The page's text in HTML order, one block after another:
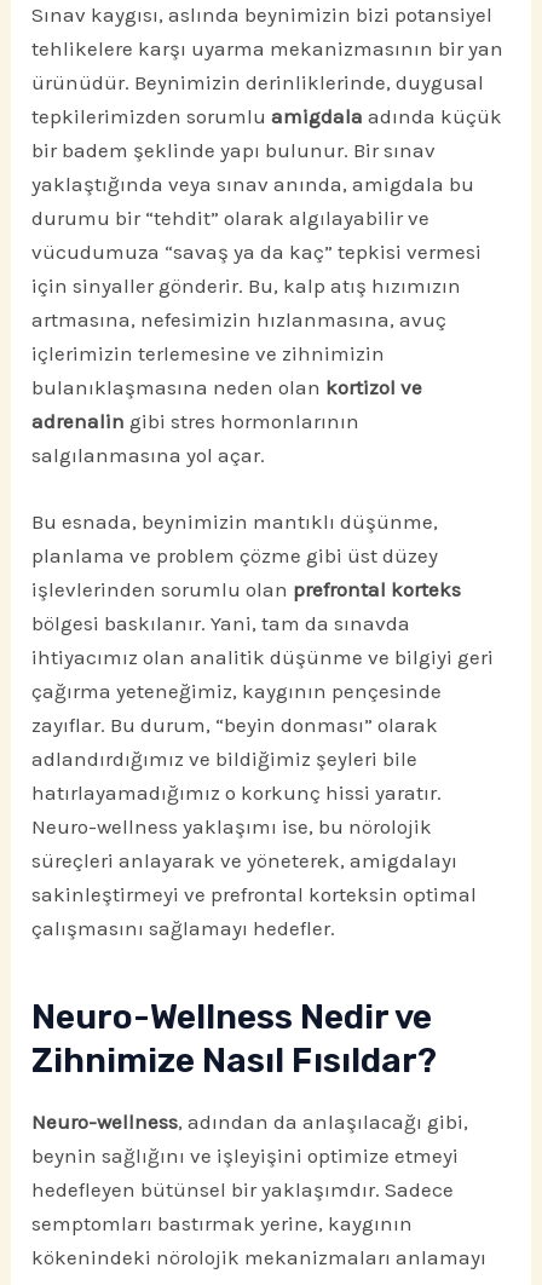
Sınav kaygısı, aslında beynimizin bizi potansiyel
tehlikelere karşı uyarma mekanizmasının bir yan
ürünüdür. Beynimizin derinliklerinde, duygusal
tepkilerimizden sorumluamigdala adında küçük
bir badem şeklinde yapı bulunur. Bir sınav
yaklaştığında veya sınav anında, amigdala bu
durumu bir “tehdit” olarak algılayabilir ve
vücudumuza “savaş ya da kaç” tepkisi vermesi
için sinyaller gönderir. Bu, kalp atış hızımızın
artmasına, nefesimizin hızlanmasına, avuç
içlerimizin terlemesine ve zihnimizin
bulanıklaşmasına neden olan kortizol ve
adrenalin gibi stres hormonlarının
salgılanmasına yol açar.
Bu esnada, beynimizin mantıklı düşünme,
planlama ve problem çözme gibi üst düzey
işlevlerinden sorumlu olan prefrontal korteks
bölgesi baskılanır. Yani, tam da sınavda
ihtiyacımız olan analitik düşünme ve bilgiyi geri
çağırma yeteneğimiz, kaygının pençesinde
zayıflar. Bu durum, “beyin donması” olarak
adlandırdığımız ve bildiğimiz şeyleri bile
hatırlayamadığımız o korkunç hissi yaratır.
Neuro-wellness yaklaşımı ise, bu nörolojik
süreçleri anlayarak ve yöneterek, amigdalayı
sakinleştirmeyi ve prefrontal korteksin optimal
çalışmasını sağlamayı hedefler.
Neuro-Wellness Nedir ve
Zihnimize Nasıl Fısıldar?
Neuro-wellness, adından da anlaşılacağı gibi,
beynin sağlığını ve işleyişini optimize etmeyi
hedefleyen bütünsel bir yaklaşımdır. Sadece
semptomları bastırmak yerine, kaygının
kökenindeki nörolojik mekanizmaları anlamayı